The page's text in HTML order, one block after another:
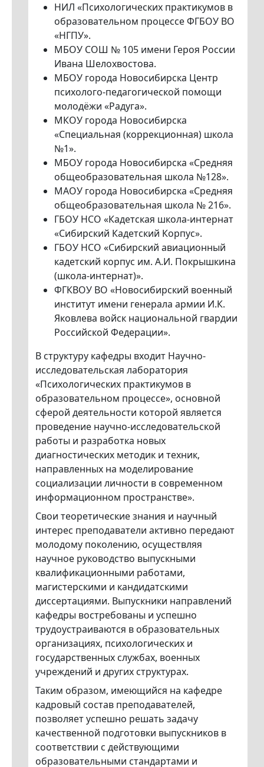
НИЛ «Психологических практикумов в
образовательном процессе ФГБОУ ВО
«НГПУ».
МБОУ СОШ № 105 имени Героя России
Ивана Шелохвостова.
МБОУ города Новосибирска Центр
психолого-педагогической помощи
молодёжи «Радуга».
МКОУ города Новосибирска
«Специальная (коррекционная) школа
№1».
МБОУ города Новосибирска «Средняя
общеобразовательная школа №128».
МАОУ города Новосибирска «Средняя
общеобразовательная школа № 216».
ГБОУ НСО «Кадетская школа-интернат
«Сибирский Кадетский Корпус».
ГБОУ НСО «Сибирский авиационный
кадетский корпус им. А.И. Покрышкина
(школа-интернат)».
ФГКВОУ ВО «Новосибирский военный
институт имени генерала армии И.К.
Яковлева войск национальной гвардии
Российской Федерации».
В структуру кафедры входит Научно-
исследовательская лаборатория
«Психологических практикумов в
образовательном процессе», основной
сферой деятельности которой является
проведение научно-исследовательской
работы и разработка новых
диагностических методик и техник,
направленных на моделирование
социализации личности в современном
информационном пространстве».
Свои теоретические знания и научный
интерес преподаватели активно передают
молодому поколению, осуществляя
научное руководство выпускными
квалификационными работами,
магистерскими и кандидатскими
диссертациями. Выпускники направлений
кафедры востребованы и успешно
трудоустраиваются в образовательных
организациях, психологических и
государственных службах, военных
учреждений и других структурах.
Таким образом, имеющийся на кафедре
кадровый состав преподавателей,
позволяет успешно решать задачу
качественной подготовки выпускников в
соответствии с действующими
образовательными стандартами и